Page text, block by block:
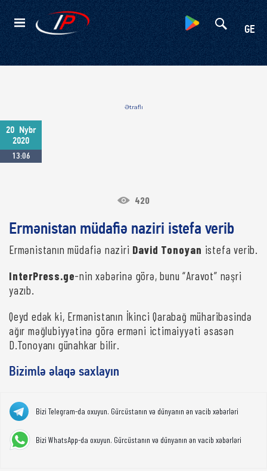
GE
Kateqoriyalar
Ətraflı
20
Nybr
2020
13:06
420
Ermənistan müdafiə naziri istefa verib
Ermənistanın müdafiə naziri David Tonoyan istefa verib.
InterPress.ge-nin xəbərinə görə, bunu “Aravot” nəşri
yazıb.
Qeyd edək ki, Ermənistanın İkinci Qarabağ müharibəsində
ağır məğlubiyyətinə görə erməni ictimaiyyəti əsasən
D.Tonoyanı günahkar bilir.
Bizimlə əlaqə saxlayın
Bizi Telegram-da oxuyun. Gürcüstanın və dünyanın ən vacib xəbərləri
Bizi WhatsApp-da oxuyun. Gürcüstanın və dünyanın ən vacib xəbərləri